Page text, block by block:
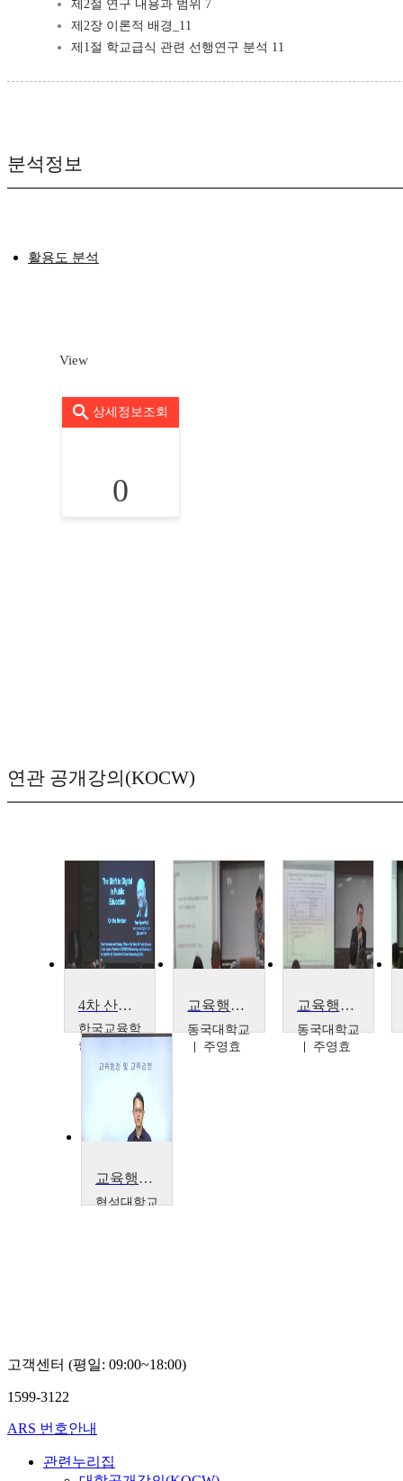
제2절 연구 내용과 범위 7
제2장 이론적 배경_11
제1절 학교급식 관련 선행연구 분석 11
분석정보
활용도 분석
View
상세정보조회
0
연관 공개강의(KOCW)
4차 산업혁명 시대, 미래교육은 어떻게 준비하고 있고 어디로 가고 있는가?
한국교육학
술정보원
Thomas
학교 네트
워크 컨소
시),Adrian
Lim(싱가
통신국)
교육행정 및 교육경영
동국대학교
주영효
교육행정 및 교육경영
동국대학교
주영효
교육행정 및 교육경영
협성대학교
고객센터 (평일: 09:00~18:00)
1599-3122
ARS 번호안내
관련누리집